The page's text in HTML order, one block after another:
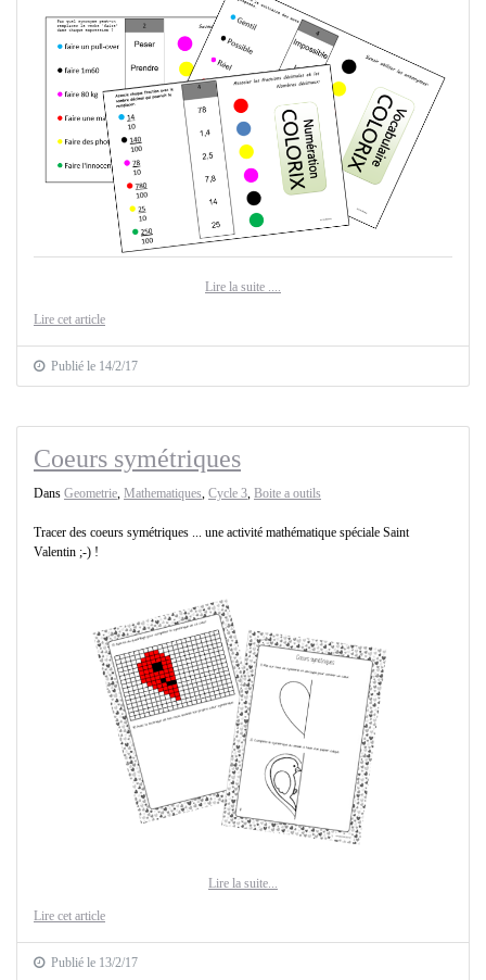
Lire la suite ....
Lire cet article
Publié le 14/2/17
Coeurs symétriques
Dans Geometrie, Mathematiques, Cycle 3, Boite a outils
Tracer des coeurs symétriques ... une activité mathématique spéciale Saint
Valentin ;-) !
Lire la suite...
Lire cet article
Publié le 13/2/17